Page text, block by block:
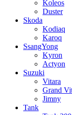
Koleos
Duster
Skoda
Kodiaq
Karoq
SsangYong
Kyron
Actyon
Suzuki
Vitara
Grand
Jimny
Tank